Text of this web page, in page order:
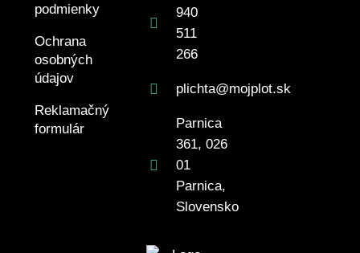
podmienky
Ochrana
osobných
údajov
Reklamačný
formulár
940
511
266
plichta@mojplot.sk
Parnica
361, 026
01
Parnica,
Slovensko